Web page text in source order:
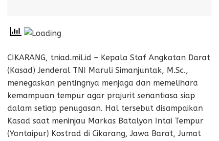
CIKARANG, tniad.mil.id – Kepala Staf Angkatan Darat
(Kasad) Jenderal TNI Maruli Simanjuntak, M.Sc.,
menegaskan pentingnya menjaga dan memelihara
kemampuan tempur agar prajurit senantiasa siap
dalam setiap penugasan. Hal tersebut disampaikan
Kasad saat meninjau Markas Batalyon Intai Tempur
(Yontaipur) Kostrad di Cikarang, Jawa Barat, Jumat